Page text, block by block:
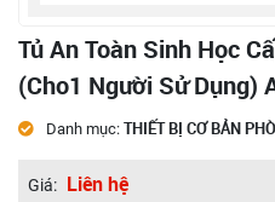
Tủ An Toàn Sinh Học
(cho1 Người Sử Dụng)
Danh mục: THIẾT BỊ CƠ BẢN
Giá: Liên hệ